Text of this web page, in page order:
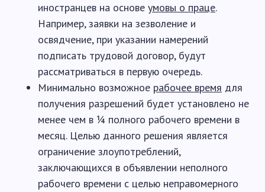
иностранцев на основе умовы о праце.
Например, заявки на зезволение и
освядчение, при указании намерений
подписать трудовой договор, будут
рассматриваться в первую очередь.
Минимально возможное рабочее время для
получения разрешений будет установлено не
менее чем в ¼ полного рабочего времени в
месяц. Целью данного решения является
ограничение злоупотреблений,
заключающихся в объявлении неполного
рабочего времени с целью неправомерного